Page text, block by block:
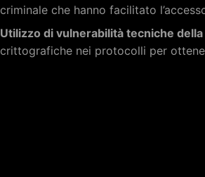
criminale che hanno facilitato
Utilizzo di vulnerabilità tecniche
crittografiche nei protocolli per